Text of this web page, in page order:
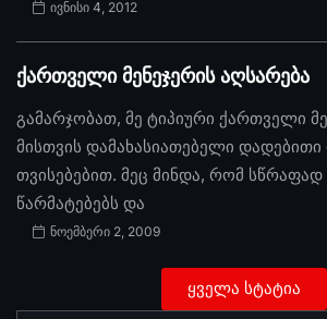
ივნისი 4, 2012
ქართველი მენეჯერის აღსარება
გამარჯობათ, მე ტიპიური ქართველი
მისთვის დამახასიათებელი
თვისებებით. მეც მინდა, რომ
წარმატებებს და
ნოემბერი 2, 2009
ყველა სტატია